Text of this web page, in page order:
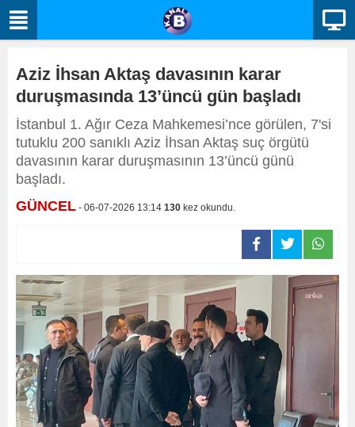
Aziz İhsan Aktaş davasının karar
duruşmasında 13’üncü gün başladı
İstanbul 1. Ağır Ceza Mahkemesi’nce görülen, 7'si
tutuklu 200 sanıklı Aziz İhsan Aktaş suç örgütü
davasının karar duruşmasının 13’üncü günü
başladı.
GÜNCEL - 06-07-2026 13:14 130 kez okundu.